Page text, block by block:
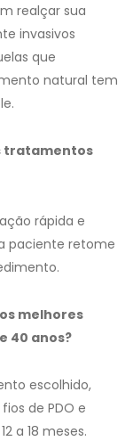
realçar sua
invasivos
que
natural tem
tratamentos
rápida e
paciente retome
melhores
40 anos?
escolhido,
de PDO e
a 18 meses.